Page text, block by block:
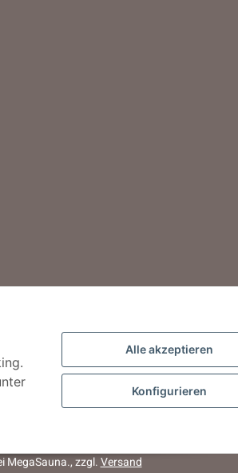
Alle akzeptieren
Konfigurieren
MegaSauna., zzgl.Versand